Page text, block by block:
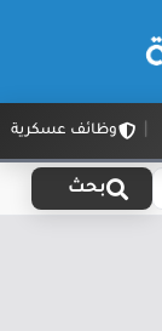
وظائف عسكرية
بحث